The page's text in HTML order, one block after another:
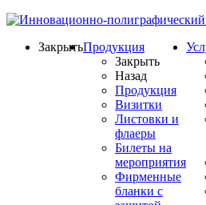
ЗакрытьПродукция
Закрыть
Назад
Продукция
Визитки
Листовки и
флаеры
Билеты на
мероприятия
Фирменные
бланки с